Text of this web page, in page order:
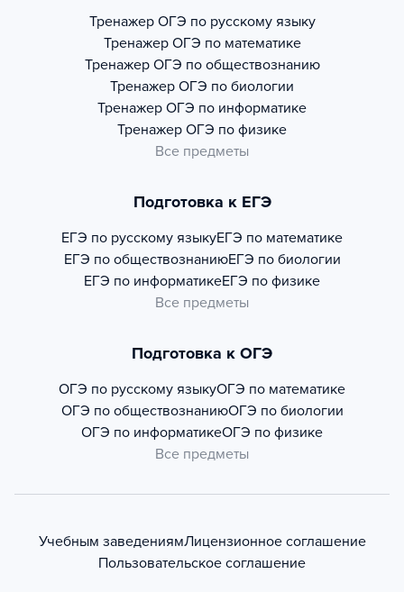
Тренажер ОГЭ по русскому языку
Тренажер ОГЭ по математике
Тренажер ОГЭ по обществознанию
Тренажер ОГЭ по биологии
Тренажер ОГЭ по информатике
Тренажер ОГЭ по физике
Все предметы
Подготовка к ЕГЭ
ЕГЭ по русскому языкуЕГЭ по математике
ЕГЭ по обществознаниюЕГЭ по биологии
ЕГЭ по информатикеЕГЭ по физике
Все предметы
Подготовка к ОГЭ
ОГЭ по русскому языкуОГЭ по математике
ОГЭ по обществознаниюОГЭ по биологии
ОГЭ по информатикеОГЭ по физике
Все предметы
Учебным заведениямЛицензионное соглашение
Пользовательское соглашение